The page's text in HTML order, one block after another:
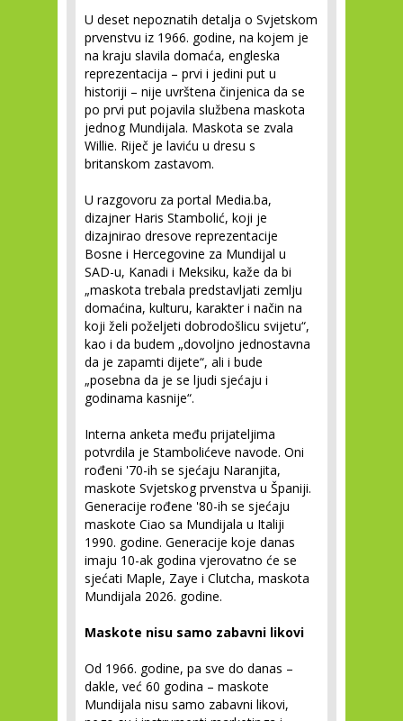
U deset nepoznatih detalja o Svjetskom
prvenstvu iz 1966. godine, na kojem je
na kraju slavila domaća, engleska
reprezentacija – prvi i jedini put u
historiji – nije uvrštena činjenica da se
po prvi put pojavila službena maskota
jednog Mundijala. Maskota se zvala
Willie. Riječ je laviću u dresu s
britanskom zastavom.
U razgovoru za portal Media.ba,
dizajner Haris Stambolić, koji je
dizajnirao dresove reprezentacije
Bosne i Hercegovine za Mundijal u
SAD-u, Kanadi i Meksiku, kaže da bi
„maskota trebala predstavljati zemlju
domaćina, kulturu, karakter i način na
koji želi poželjeti dobrodošlicu svijetu“,
kao i da budem „dovoljno jednostavna
da je zapamti dijete“, ali i bude
„posebna da je se ljudi sjećaju i
godinama kasnije“.
Interna anketa među prijateljima
potvrdila je Stambolićeve navode. Oni
rođeni '70-ih se sjećaju Naranjita,
maskote Svjetskog prvenstva u Španiji.
Generacije rođene '80-ih se sjećaju
maskote Ciao sa Mundijala u Italiji
1990. godine. Generacije koje danas
imaju 10-ak godina vjerovatno će se
sjećati Maple, Zaye i Clutcha, maskota
Mundijala 2026. godine.
Maskote nisu samo zabavni likovi
Od 1966. godine, pa sve do danas –
dakle, već 60 godina – maskote
Mundijala nisu samo zabavni likovi,